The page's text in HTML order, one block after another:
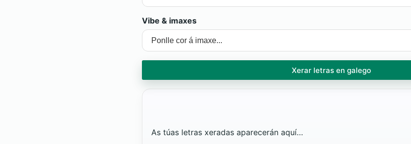
Vibe & imaxes
Xerar letras en galego
As túas letras xeradas aparecerán aquí…